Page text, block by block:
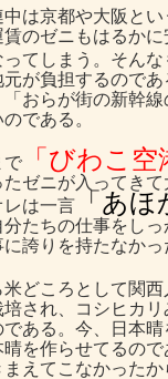
は京都や大阪と
のゼニもはるか
てしまう。そんな
が負担するので
おらが街の新幹
である。
で「びわこ空
ゼニが入ってき
は一言「あほ
たちの仕事をし
誇りを持たなか
どころとして関
され、コシヒカ
ある。今、日本
を作らせてるの
えてこなかったか